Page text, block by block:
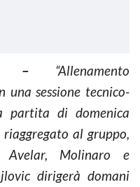
– “Allenamento
una sessione tecnico-
partita di domenica
al gruppo,
Avelar, Molinaro e
dirigerà domani